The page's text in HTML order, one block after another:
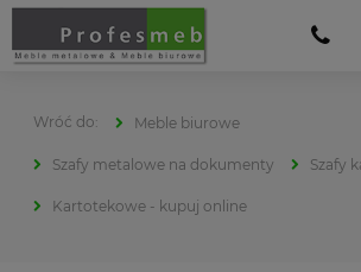
Meble biurowe
Szafy metalowe na dokumenty Szafy
Kartotekowe - kupuj online